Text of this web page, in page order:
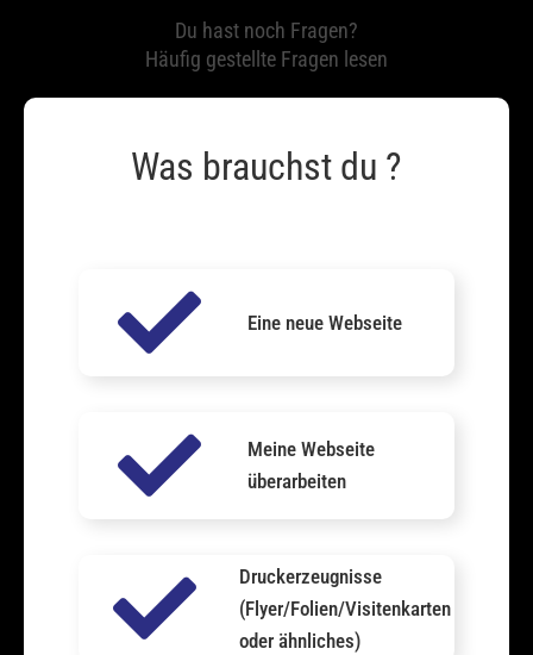
Du hast noch Fragen?
Häufig gestellte Fragen lesen
Was brauchst du ?
Eine neue Webseite
Meine Webseite
überarbeiten
Druckerzeugnisse
(Flyer/Folien/Visitenkarten
oder ähnliches)